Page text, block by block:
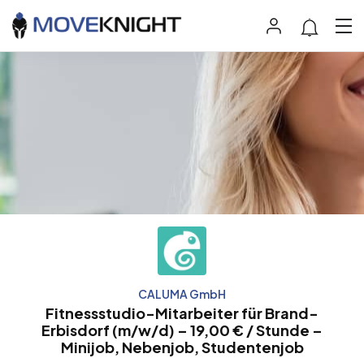
CALUMA GmbH
Fitnessstudio-Mitarbeiter für Brand-
Erbisdorf (m/w/d) – 19,00 € / Stunde –
Minijob, Nebenjob, Studentenjob